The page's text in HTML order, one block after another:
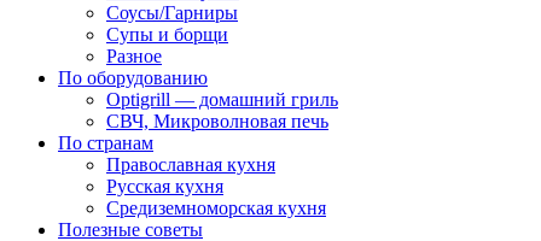
Соусы/Гарниры
Супы и борщи
Разное
По оборудованию
Optigrill — домашний гриль
СВЧ, Микроволновая печь
По странам
Православная кухня
Русская кухня
Средиземноморская кухня
Полезные советы